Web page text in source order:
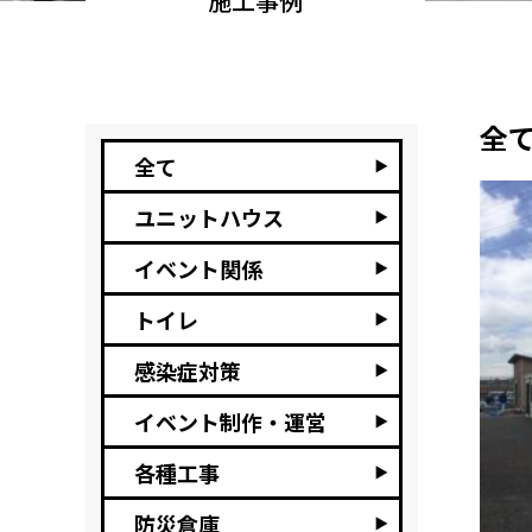
全
全て
ユニットハウス
イベント関係
トイレ
感染症対策
イベント制作・運営
各種工事
防災倉庫